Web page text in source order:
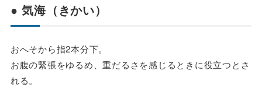
● 気海（きかい）
おへそから指2本分下。
お腹の緊張をゆるめ、重だるさを感じるときに役立つとさ
れる。